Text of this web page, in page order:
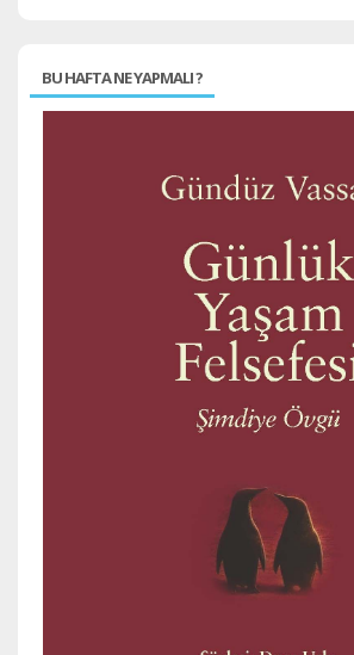
BU HAFTA NE YAPMALI ?